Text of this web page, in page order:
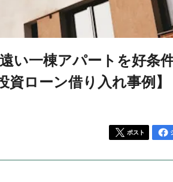
い一棟アパートを好条
ローン借り入れ事例】
ポスト